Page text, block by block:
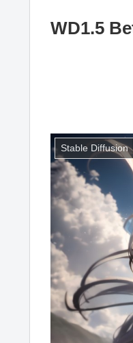
WD1.5
Stable Diffusion